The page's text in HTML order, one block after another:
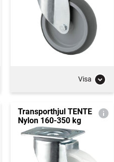
Visa
Transporthjul TENTE
Nylon 160-350 kg